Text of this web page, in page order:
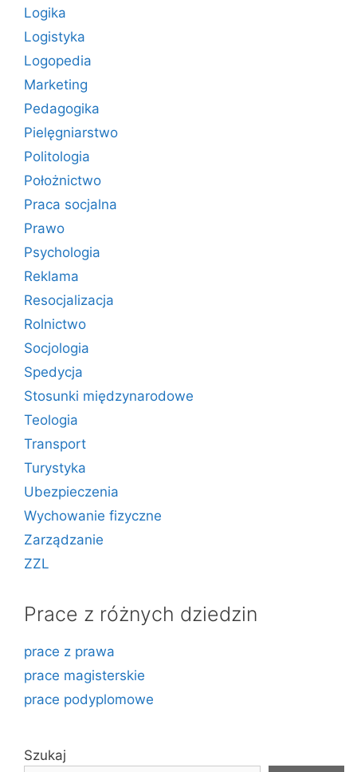
Logika
Logistyka
Logopedia
Marketing
Pedagogika
Pielęgniarstwo
Politologia
Położnictwo
Praca socjalna
Prawo
Psychologia
Reklama
Resocjalizacja
Rolnictwo
Socjologia
Spedycja
Stosunki międzynarodowe
Teologia
Transport
Turystyka
Ubezpieczenia
Wychowanie fizyczne
Zarządzanie
ZZL
Prace z różnych dziedzin
prace z prawa
prace magisterskie
prace podyplomowe
Szukaj